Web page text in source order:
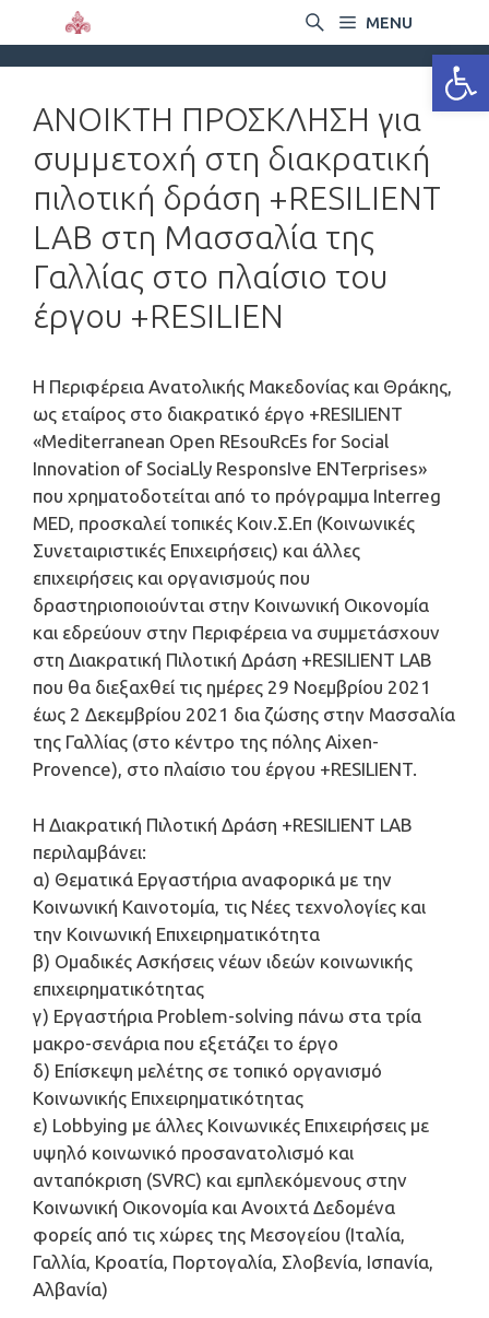
MENU
ΑΝΟΙΚΤΗ ΠΡΟΣΚΛΗΣΗ για
συμμετοχή στη διακρατική
πιλοτική δράση +RESILIENT
LAB στη Μασσαλία της
Γαλλίας στο πλαίσιο του
έργου +RESILIEN
Η Περιφέρεια Ανατολικής Μακεδονίας και Θράκης,
ως εταίρος στο διακρατικό έργο +RESILIENT
«Mediterranean Open REsouRcEs for Social
Innovation of SociaLly ResponsIve ENTerprises»
που χρηματοδοτείται από το πρόγραμμα Interreg
MED, προσκαλεί τοπικές Κοιν.Σ.Επ (Κοινωνικές
Συνεταιριστικές Επιχειρήσεις) και άλλες
επιχειρήσεις και οργανισμούς που
δραστηριοποιούνται στην Κοινωνική Οικονομία
και εδρεύουν στην Περιφέρεια να συμμετάσχουν
στη Διακρατική Πιλοτική Δράση +RESILIENT LAB
που θα διεξαχθεί τις ημέρες 29 Νοεμβρίου 2021
έως 2 Δεκεμβρίου 2021 δια ζώσης στην Μασσαλία
της Γαλλίας (στο κέντρο της πόλης Aixen-
Provence), στο πλαίσιο του έργου +RESILIENT.
Η Διακρατική Πιλοτική Δράση +RESILIENT LAB
περιλαμβάνει:
α) Θεματικά Εργαστήρια αναφορικά με την
Κοινωνική Καινοτομία, τις Νέες τεχνολογίες και
την Κοινωνική Επιχειρηματικότητα
β) Ομαδικές Ασκήσεις νέων ιδεών κοινωνικής
επιχειρηματικότητας
γ) Εργαστήρια Problem-solving πάνω στα τρία
μακρο-σενάρια που εξετάζει το έργο
δ) Επίσκεψη μελέτης σε τοπικό οργανισμό
Κοινωνικής Επιχειρηματικότητας
ε) Lobbying με άλλες Κοινωνικές Επιχειρήσεις με
υψηλό κοινωνικό προσανατολισμό και
ανταπόκριση (SVRC) και εμπλεκόμενους στην
Κοινωνική Οικονομία και Ανοιχτά Δεδομένα
φορείς από τις χώρες της Μεσογείου (Ιταλία,
Γαλλία, Κροατία, Πορτογαλία, Σλοβενία, Ισπανία,
Αλβανία)